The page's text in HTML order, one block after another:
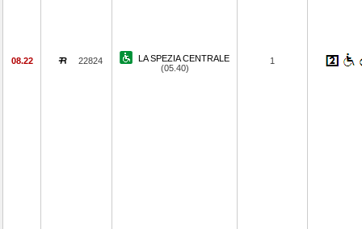
08.22 22824
LA SPEZIA CENTRALE
(05.40)
1